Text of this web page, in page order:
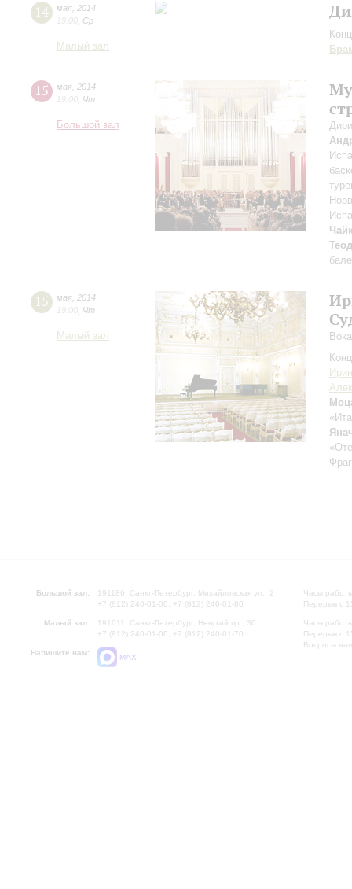
14 мая 2014
19:00 Ср
Малый зал
15 мая 2014
19:00 Чт
Большой зал
15 мая 2014
19:00 Чт
Малый зал
Большой зал:
191186, Санкт-Петербург, Михайловская ул., 2
+7 (812) 240-01-00, +7 (812) 240-01-80
Малый зал:
191011, Санкт-Петербург, Невский пр., 30
+7 (812) 240-01-00, +7 (812) 240-01-70
Напишите нам:
MAX
Часы
Перерыв с
Часы
Перерыв с
Вопросы